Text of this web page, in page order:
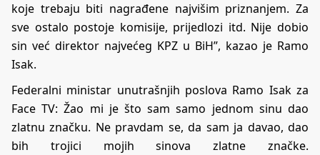
koje trebaju biti nagrađene najvišim priznanjem. Za
sve ostalo postoje komisije, prijedlozi itd. Nije dobio
sin već direktor najvećeg KPZ u BiH”, kazao je Ramo
Isak.
Federalni ministar unutrašnjih poslova Ramo Isak za
Face TV: Žao mi je što sam samo jednom sinu dao
zlatnu značku. Ne pravdam se, da sam ja davao, dao
bih trojici mojih sinova zlatne značke.